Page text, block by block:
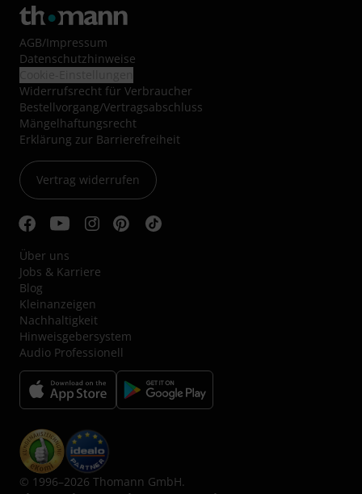
AGB/Impressum
Datenschutzhinweise
Widerrufsrecht für Verbraucher
Bestellvorgang/Vertragsabschluss
Mängelhaftungsrecht
Erklärung zur Barrierefreiheit
Vertrag widerrufen
Über uns
Jobs & Karriere
Blog
Kleinanzeigen
Nachhaltigkeit
Hinweisgebersystem
Audio Professionell
© 1996–2026 Thomann GmbH.